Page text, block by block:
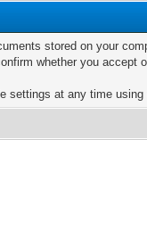
stored on your
whether you accept
settings at any time